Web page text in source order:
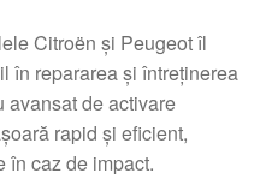
Citroën și Peugeot îl
în repararea și întreținerea
avansat de activare
rapid și eficient,
în caz de impact.